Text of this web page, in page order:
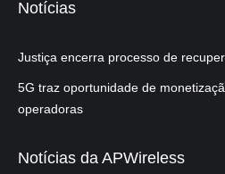
Notícias
Justiça encerra processo de
5G traz oportunidade de
operadoras
Notícias da APWireless